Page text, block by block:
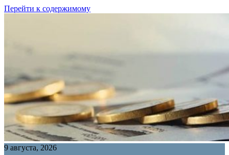
Перейти к содержимому
9 августа, 2026